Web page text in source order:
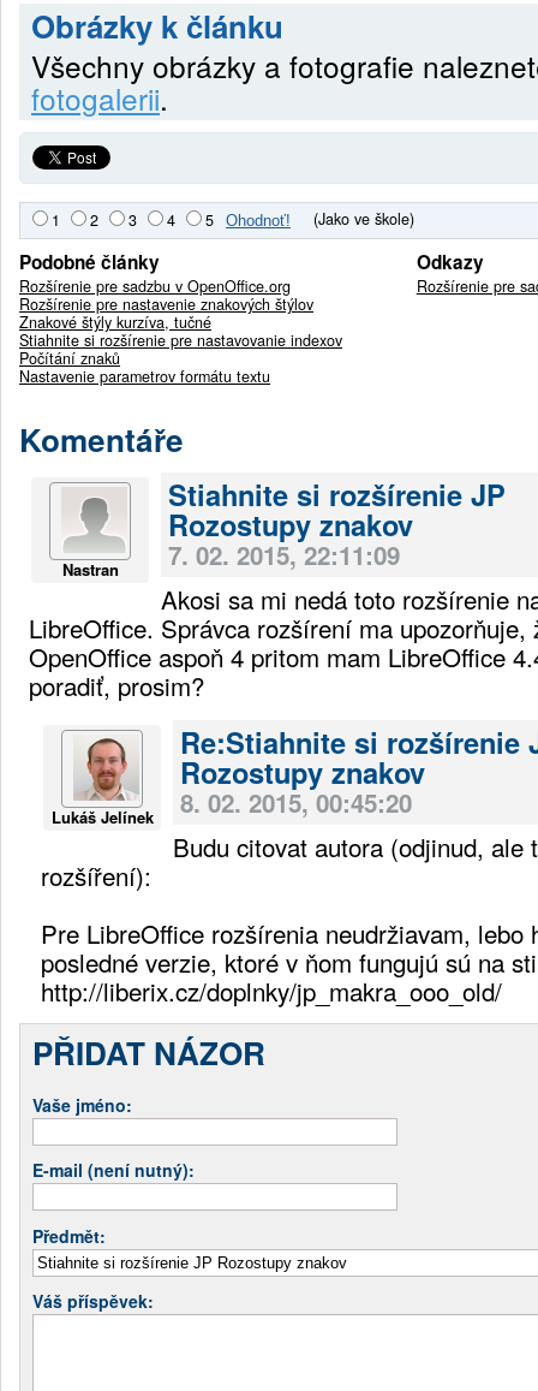
Obrázky k článku
Všechny obrázky a fotografie
fotogalerii.
1 2 3 4 5 (Jako ve škole)
Podobné články
Rozšírenie pre sadzbu v OpenOffice.org
Rozšírenie pre nastavenie znakových štýlov
Znakové štýly kurzíva, tučné
Stiahnite si rozšírenie pre nastavovanie indexov
Počítání znaků
Nastavenie parametrov formátu textu
Odkazy
Rozšírenie pre
Komentáře
Nastran
Stiahnite si rozšírenie JP
Rozostupy znakov
7. 02. 2015, 22:11:09
Akosi sa mi nedá toto rozšírenie
LibreOffice. Správca rozšírení ma upozorňuje,
OpenOffice aspoň 4 pritom mam LibreOffice
poradiť, prosim?
Lukáš Jelínek
Re:Stiahnite si rozšírenie
Rozostupy znakov
8. 02. 2015, 00:45:20
Budu citovat autora (odjinud, ale
rozšíření):
Pre LibreOffice rozšírenia neudržiavam, lebo
posledné verzie, ktoré v ňom fungujú sú na
http://liberix.cz/doplnky/jp_makra_ooo_old/
PŘIDAT NÁZOR
Vaše jméno:
E-mail (není nutný):
Předmět:
Váš příspěvek: